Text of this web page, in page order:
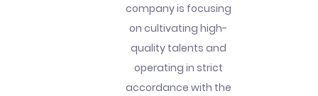
company is focusing
on cultivating high-
quality talents and
operating in strict
accordance with the